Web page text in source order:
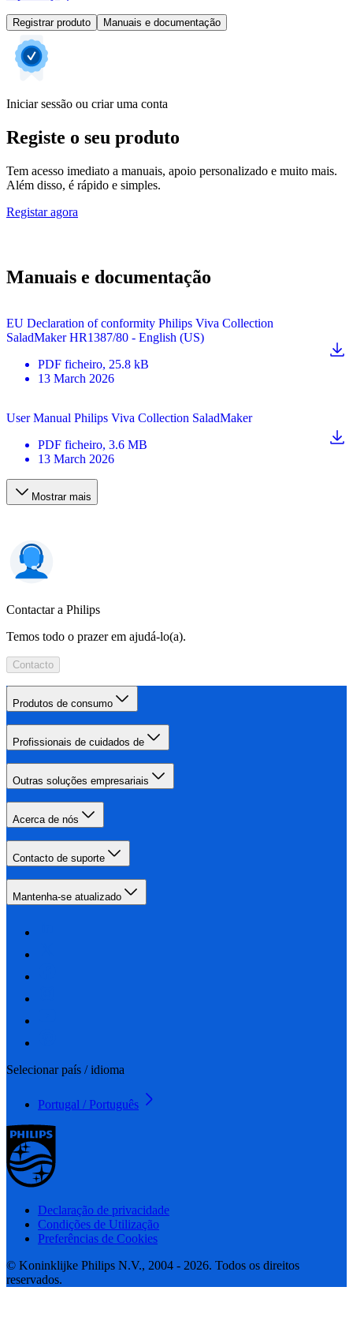
Registrar produto Manuais e documentação
Iniciar sessão ou criar uma conta
Registe o seu produto
Tem acesso imediato a manuais, apoio personalizado e muito mais.
Além disso, é rápido e simples.
Registar agora
Manuais e documentação
EU Declaration of conformity Philips Viva Collection
SaladMaker HR1387/80 - English (US)
PDF ficheiro, 25.8 kB
13 March 2026
User Manual Philips Viva Collection SaladMaker
PDF ficheiro, 3.6 MB
13 March 2026
Mostrar mais
Contactar a Philips
Temos todo o prazer em ajudá-lo(a).
Contacto
Produtos de consumo
Profissionais de cuidados de
Outras soluções empresariais
Acerca de nós
Contacto de suporte
Mantenha-se atualizado
Selecionar país / idioma
Portugal / Português
Declaração de privacidade
Condições de Utilização
Preferências de Cookies
© Koninklijke Philips N.V., 2004 - 2026. Todos os direitos
reservados.